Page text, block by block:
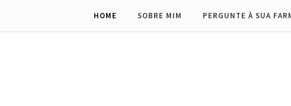
HOME SOBRE MIM PERGUNTE À SUA